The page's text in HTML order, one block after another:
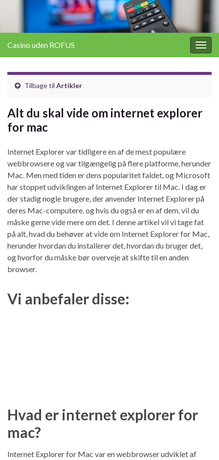
Casino uden ROFUS
Tilbage til Artikler
Alt du skal vide om internet explorer
for mac
Internet Explorer var tidligere en af de mest populære
webbrowsere og var tilgængelig på flere platforme, herunder
Mac. Men med tiden er dens popularitet faldet, og Microsoft
har stoppet udviklingen af Internet Explorer til Mac. I dag er
der stadig nogle brugere, der anvender Internet Explorer på
deres Mac-computere, og hvis du også er en af dem, vil du
måske gerne vide mere om det. I denne artikel vil vi tage fat
på alt, hvad du behøver at vide om Internet Explorer for Mac,
herunder hvordan du installerer det, hvordan du bruger det,
og hvorfor du måske bør overveje at skifte til en anden
browser.
Vi anbefaler disse:
Hvad er internet explorer for
mac?
Internet Explorer for Mac var en webbrowser udviklet af